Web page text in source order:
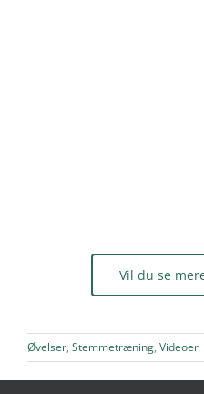
Vil du se
Øvelser, Stemmetræning, Videoer